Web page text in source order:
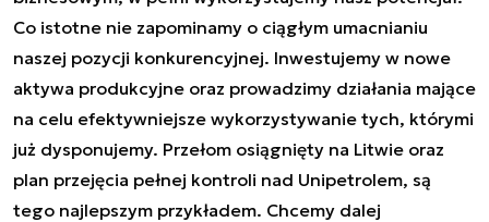
Co istotne nie zapominamy o ciągłym umacnianiu
naszej pozycji konkurencyjnej. Inwestujemy w nowe
aktywa produkcyjne oraz prowadzimy działania mające
na celu efektywniejsze wykorzystywanie tych, którymi
już dysponujemy. Przełom osiągnięty na Litwie oraz
plan przejęcia pełnej kontroli nad Unipetrolem, są
tego najlepszym przykładem. Chcemy dalej